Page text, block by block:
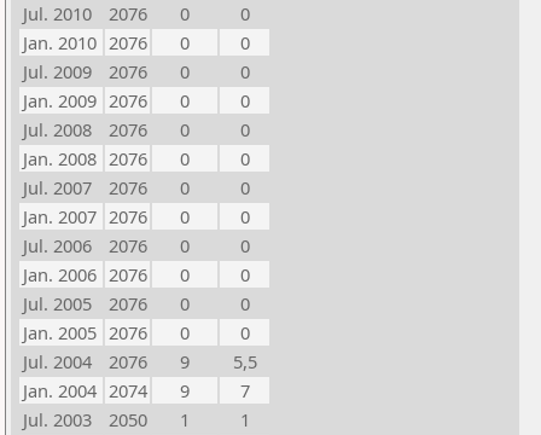
Jul. 2010
2076 0
0
Jan. 2010 2076 0
0
Jul. 2009
2076 0
0
Jan. 2009 2076 0
0
Jul. 2008
2076 0
0
Jan. 2008 2076 0
0
Jul. 2007
2076 0
0
Jan. 2007 2076 0
0
Jul. 2006
2076 0
0
Jan. 2006 2076 0
0
Jul. 2005
2076 0
0
Jan. 2005 2076 0
0
Jul. 2004
2076 9
5,5
Jan. 2004 2074 9
7
Jul. 2003
2050 1
1